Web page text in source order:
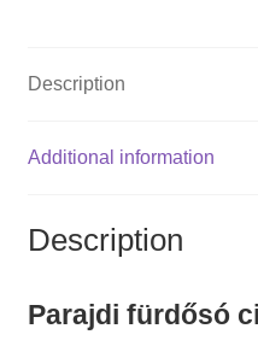
Description
Additional information
Description
Parajdi fürdősó